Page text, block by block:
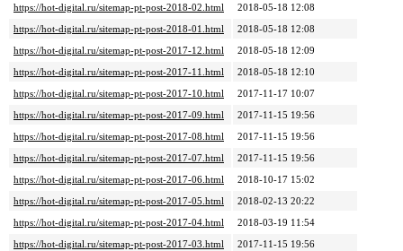
https://hot-digital.ru/sitemap-pt-post-2018-02.html
2018-05-18 12:08
https://hot-digital.ru/sitemap-pt-post-2018-01.html
2018-05-18 12:08
https://hot-digital.ru/sitemap-pt-post-2017-12.html
2018-05-18 12:09
https://hot-digital.ru/sitemap-pt-post-2017-11.html
2018-05-18 12:10
https://hot-digital.ru/sitemap-pt-post-2017-10.html
2017-11-17 10:07
https://hot-digital.ru/sitemap-pt-post-2017-09.html
2017-11-15 19:56
https://hot-digital.ru/sitemap-pt-post-2017-08.html
2017-11-15 19:56
https://hot-digital.ru/sitemap-pt-post-2017-07.html
2017-11-15 19:56
https://hot-digital.ru/sitemap-pt-post-2017-06.html
2018-10-17 15:02
https://hot-digital.ru/sitemap-pt-post-2017-05.html
2018-02-13 20:22
https://hot-digital.ru/sitemap-pt-post-2017-04.html
2018-03-19 11:54
https://hot-digital.ru/sitemap-pt-post-2017-03.html
2017-11-15 19:56